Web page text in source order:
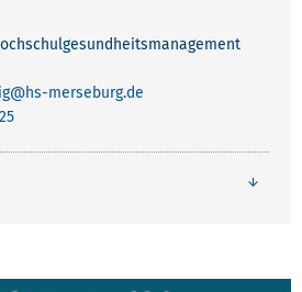
@hs-merseburg.de